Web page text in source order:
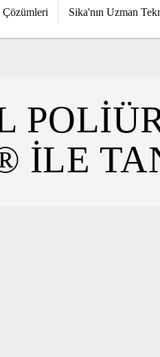
Çözümleri Sika'nın Uzman
ILE